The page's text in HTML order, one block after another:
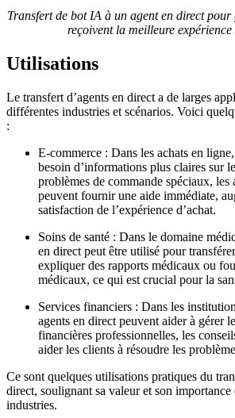
Transfert de bot IA à un agent en direct
reçoivent la meilleure
Utilisations
Le transfert d’agents en direct a de larges
différentes industries et scénarios. Voici
:
E-commerce : Dans les achats en
besoin d’informations plus claires sur
problèmes de commande spéciaux, les
peuvent fournir une aide immédiate,
satisfaction de l’expérience d’achat.
Soins de santé : Dans le domaine
en direct peut être utilisé pour
expliquer des rapports médicaux ou
médicaux, ce qui est crucial pour la
Services financiers : Dans les
agents en direct peuvent aider à gérer
financières professionnelles, les
aider les clients à résoudre les
Ce sont quelques utilisations pratiques du
direct, soulignant sa valeur et son importance
industries.